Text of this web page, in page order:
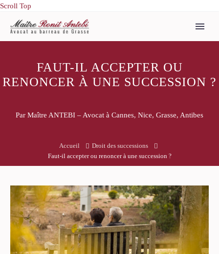
Scroll Top
FAUT-IL ACCEPTER OU
RENONCER À UNE SUCCESSION ?
Par Maître ANTEBI – Avocat à Cannes, Nice, Grasse, Antibes
Accueil
Droit des successions
Faut-il accepter ou renoncer à une succession ?